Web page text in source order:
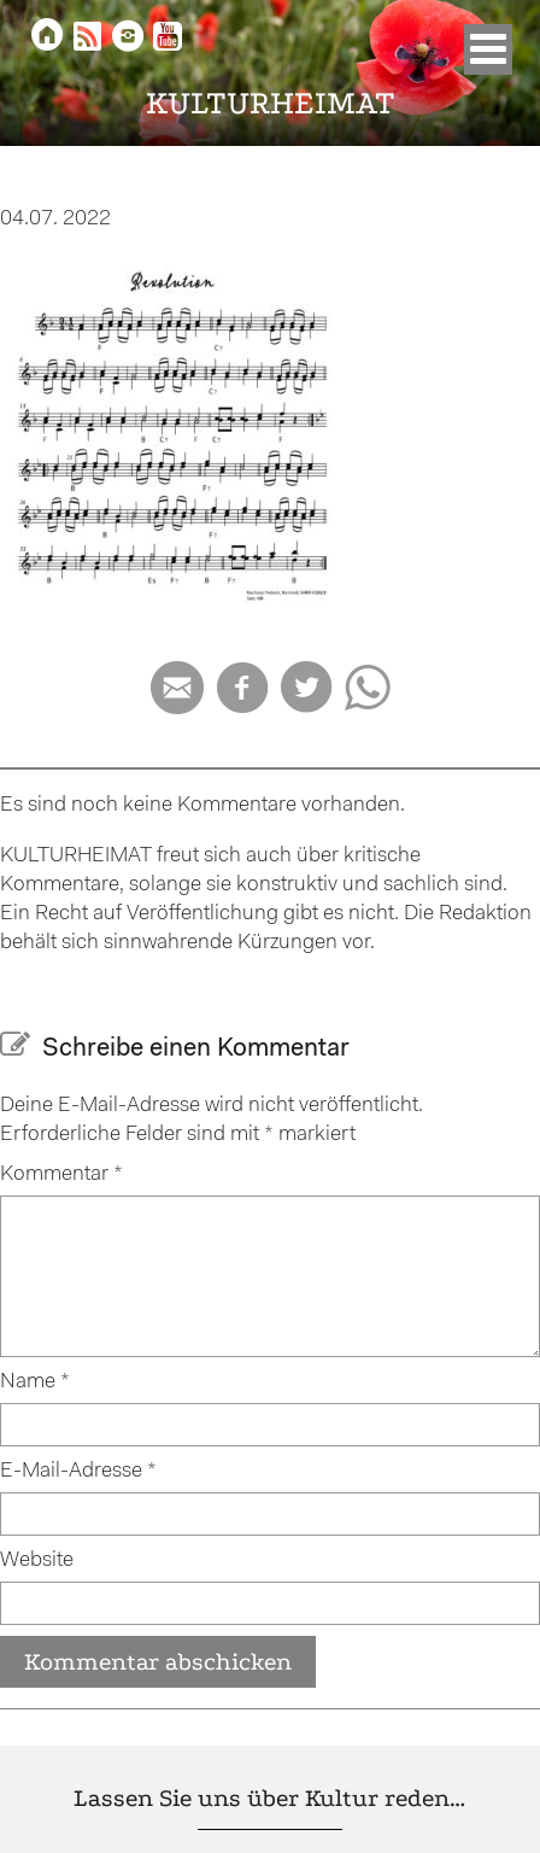
KULTURHEIMAT
    
04.07. 2022
   
Es sind noch keine Kommentare vorhanden.
KULTURHEIMAT freut sich auch über kritische
Kommentare, solange sie konstruktiv und sachlich sind.
Ein Recht auf Veröffentlichung gibt es nicht. Die Redaktion
behält sich sinnwahrende Kürzungen vor.
Schreibe einen Kommentar
Deine E-Mail-Adresse wird nicht veröffentlicht.
Erforderliche Felder sind mit * markiert
Kommentar *
Name *
E-Mail-Adresse *
Website
Lassen Sie uns über Kultur reden…